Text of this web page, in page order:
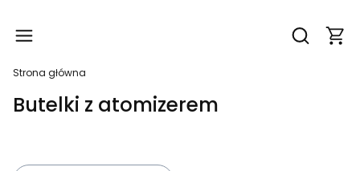
Otwórz
Strona główna
Butelki z atomizerem